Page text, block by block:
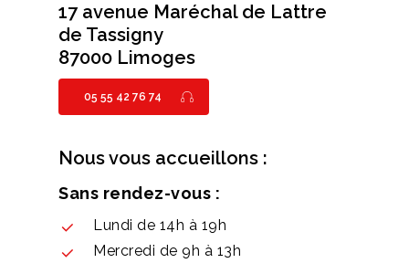
17 avenue Maréchal de Lattre
de Tassigny
87000 Limoges
05 55 42 76 74
Nous vous accueillons :
Sans rendez-vous :
Lundi de 14h à 19h
Mercredi de 9h à 13h